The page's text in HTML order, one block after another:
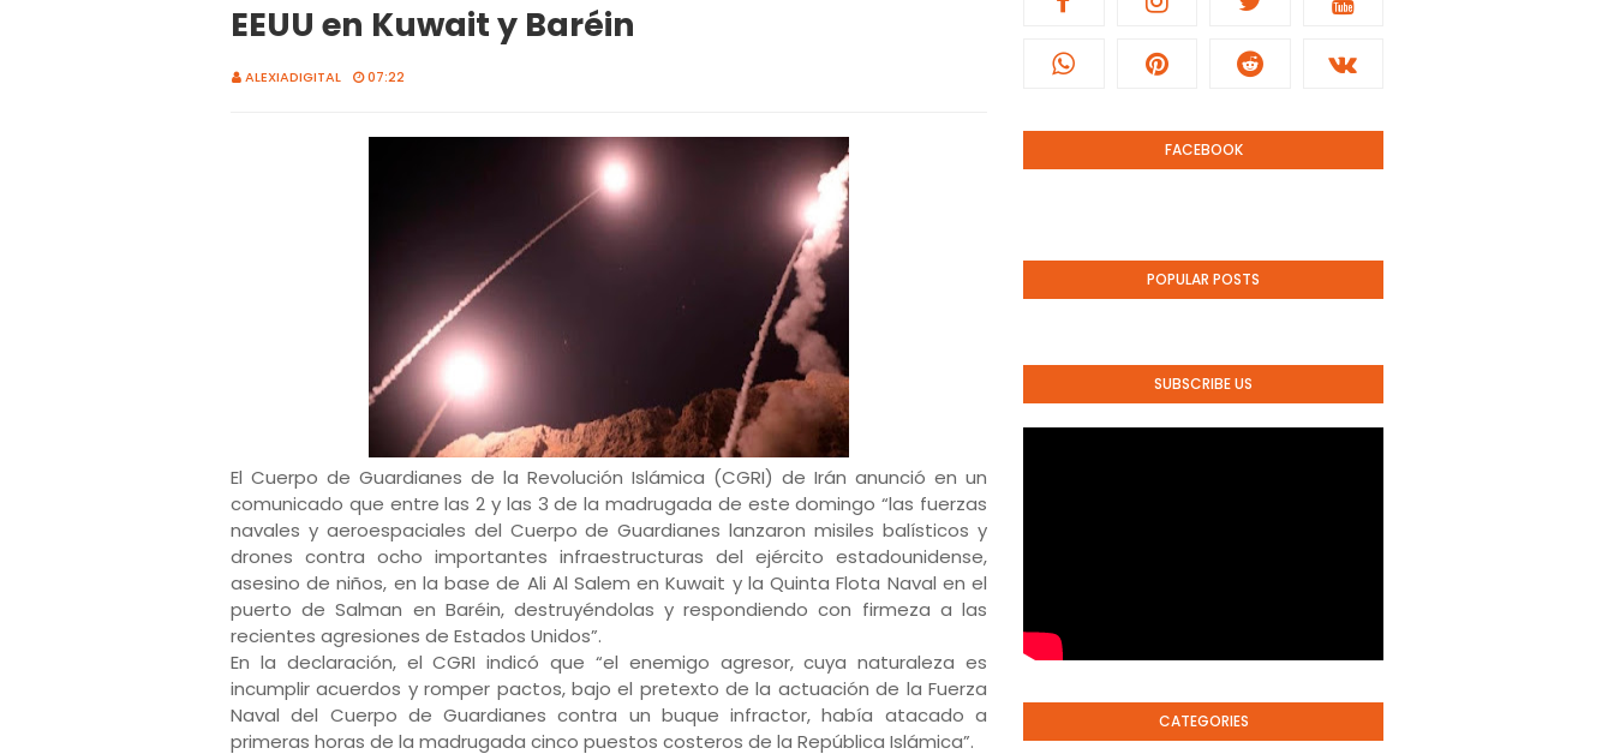
EEUU en Kuwait y Baréin
ALEXIADIGITAL 07:22
El Cuerpo de Guardianes de la Revolución Islámica (CGRI) de Irán anunció en un
comunicado que entre las 2 y las 3 de la madrugada de este domingo “las fuerzas
navales y aeroespaciales del Cuerpo de Guardianes lanzaron misiles balísticos y
drones contra ocho importantes infraestructuras del ejército estadounidense,
asesino de niños, en la base de Ali Al Salem en Kuwait y la Quinta Flota Naval en el
puerto de Salman en Baréin, destruyéndolas y respondiendo con firmeza a las
recientes agresiones de Estados Unidos”.
En la declaración, el CGRI indicó que “el enemigo agresor, cuya naturaleza es
incumplir acuerdos y romper pactos, bajo el pretexto de la actuación de la Fuerza
Naval del Cuerpo de Guardianes contra un buque infractor, había atacado a
primeras horas de la madrugada cinco puestos costeros de la República Islámica”.
FACEBOOK
POPULAR POSTS
SUBSCRIBE US
CATEGORIES